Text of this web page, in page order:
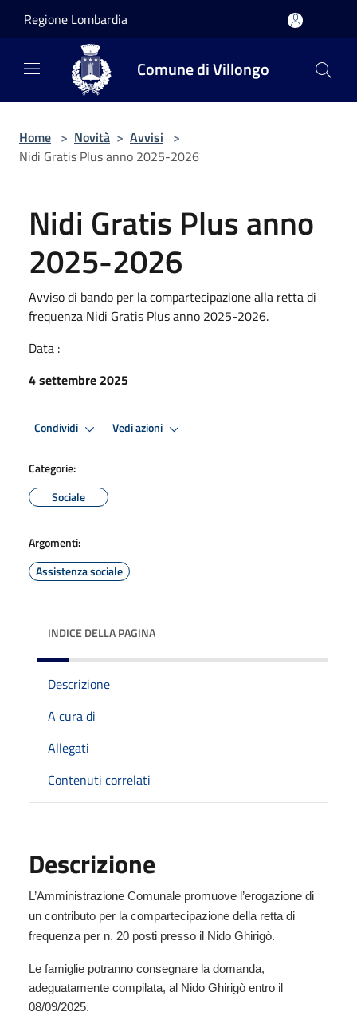
Regione Lombardia
Comune di Villongo
Home > Novità > Avvisi >
Nidi Gratis Plus anno 2025-2026
Nidi Gratis Plus anno
2025-2026
Avviso di bando per la compartecipazione alla retta di
frequenza Nidi Gratis Plus anno 2025-2026.
Data :
4 settembre 2025
Condividi Vedi azioni
Categorie:
Sociale
Argomenti:
Assistenza sociale
INDICE DELLA PAGINA
Descrizione
A cura di
Allegati
Contenuti correlati
Descrizione
L’Amministrazione Comunale promuove l’erogazione di
un contributo per la compartecipazione della retta di
frequenza per n. 20 posti presso il Nido Ghirigò.
Le famiglie potranno consegnare la domanda,
adeguatamente compilata, al Nido Ghirigò entro il
08/09/2025.